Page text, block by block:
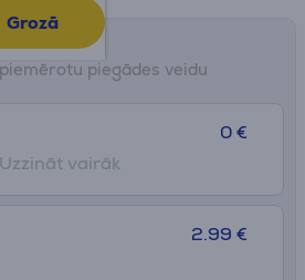
Grozā
iespējas
piegādes veidu
0 €
Uzzināt vairāk
2.99 €